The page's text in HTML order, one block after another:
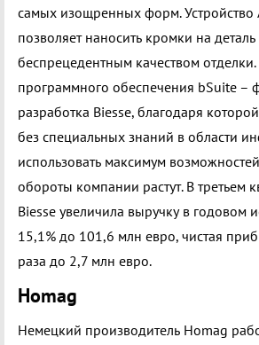
самых изощренных форм. Устройство
позволяет наносить кромки на деталь
беспрецедентным качеством отделки.
программного обеспечения bSuite –
разработка Biesse, благодаря
без специальных знаний в области
использовать максимум
обороты компании растут. В третьем
Biesse увеличила выручку в годовом
15,1% до 101,6 млн евро, чистая
раза до 2,7 млн евро.
Homag
Немецкий производитель Homag